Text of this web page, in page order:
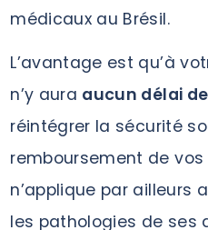
médicaux au Brésil.
L’avantage est qu’à
n’y aura aucun délai
réintégrer la sécurité
remboursement de vos
n’applique par ailleurs
les pathologies de ses